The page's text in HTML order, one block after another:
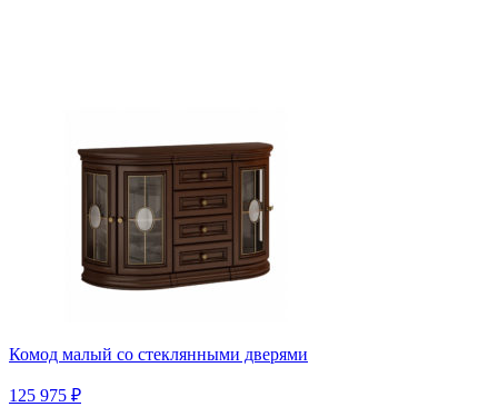
Комод малый со стеклянными дверями
125 975 ₽